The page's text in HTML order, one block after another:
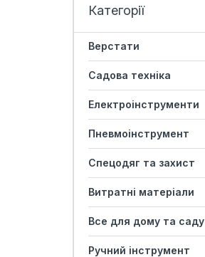
Верстати
Садова техніка
Електроінструменти
Пневмоінструмент
Спецодяг та захист
Витратні матеріали
Все для дому та саду
Ручний інструмент